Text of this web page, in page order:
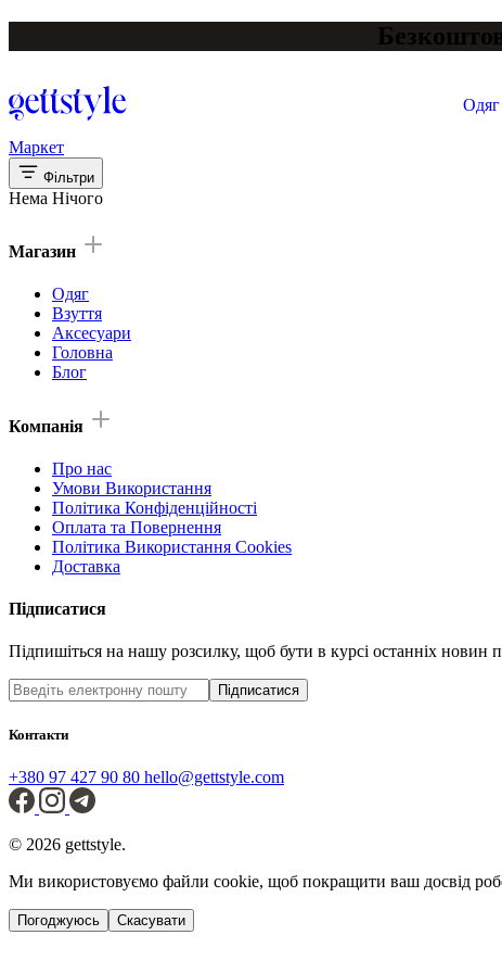
Одяг
Маркет
Фільтри
Нема Нічого
Магазин
Одяг
Взуття
Аксесуари
Головна
Блог
Компанія
Про нас
Умови Використання
Політика Конфіденційності
Оплата та Повернення
Політика Використання Cookies
Доставка
Підписатися
Підпишіться на нашу розсилку, щоб бути в курсі останніх новин
Підписатися
Контакти
+380 97 427 90 80 hello@gettstyle.com
© 2026 gettstyle.
Ми використовуємо файли cookie, щоб покращити ваш досвід
Погоджуюсь Скасувати